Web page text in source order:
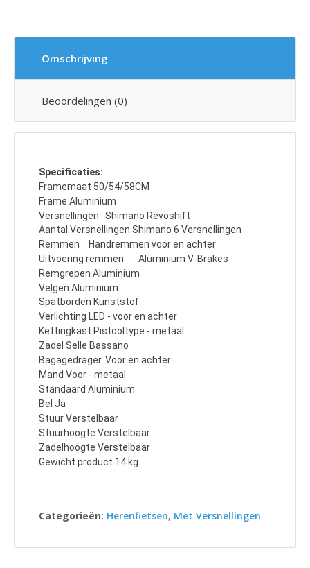
Omschrijving
Beoordelingen (0)
Specificaties:
Framemaat 50/54/58CM
Frame Aluminium
Versnellingen
Shimano Revoshift
Aantal Versnellingen Shimano 6 Versnellingen
Remmen
Handremmen voor en achter
Uitvoering remmen
Aluminium V-Brakes
Remgrepen Aluminium
Velgen Aluminium
Spatborden Kunststof
Verlichting LED - voor en achter
Kettingkast Pistooltype - metaal
Zadel Selle Bassano
Bagagedrager Voor en achter
Mand Voor - metaal
Standaard Aluminium
Bel Ja
Stuur Verstelbaar
Stuurhoogte Verstelbaar
Zadelhoogte Verstelbaar
Gewicht product 14 kg
Categorieën: Herenfietsen, Met Versnellingen